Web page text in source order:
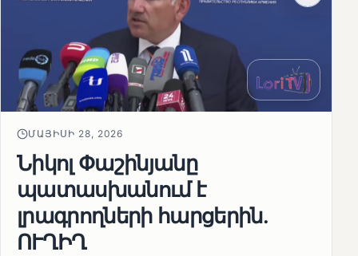
ՄԱՅԻՍԻ 28, 2026
Նիկոլ Փաշինյանը
պատասխանում է
լրագրողների հարցերին․
ՈՒՂԻՂ